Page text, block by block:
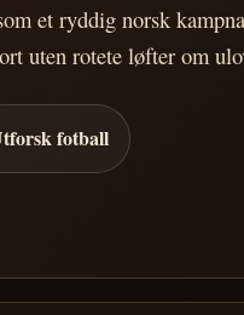
et ryddig norsk
uten rotete løfter om
fotball